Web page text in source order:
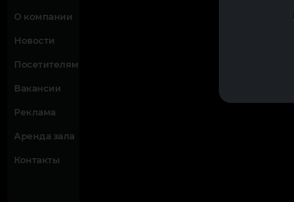
О компании
Новости
Посетителям
Вакансии
Реклама
Аренда зала
Контакты